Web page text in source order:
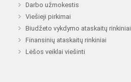
Darbo užmokestis
Viešieji pirkimai
Biudžeto vykdymo ataskaitų rinkiniai
Finansinių ataskaitų rinkiniai
Lėšos veiklai viešinti